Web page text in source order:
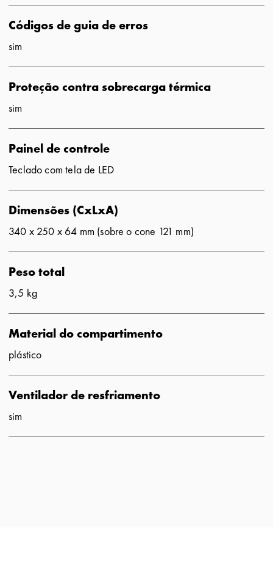
Códigos de guia de erros
sim
Proteção contra sobrecarga térmica
sim
Painel de controle
Teclado com tela de LED
Dimensões (CxLxA)
340 x 250 x 64 mm (sobre o cone 121 mm)
Peso total
3,5 kg
Material do compartimento
plástico
Ventilador de resfriamento
sim